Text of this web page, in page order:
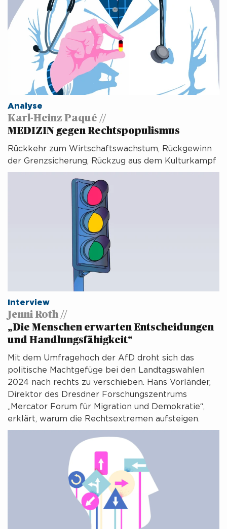
Analyse
Karl-Heinz Paqué //
MEDIZIN gegen Rechtspopulismus
Rückkehr zum Wirtschaftswachstum, Rückgewinn
der Grenzsicherung, Rückzug aus dem Kulturkampf
Interview
Jenni Roth //
„Die Menschen erwarten Entscheidungen
und Handlungsfähigkeit“
Mit dem Umfragehoch der AfD droht sich das
politische Machtgefüge bei den Landtagswahlen
2024 nach rechts zu verschieben. Hans Vorländer,
Direktor des Dresdner Forschungszentrums
„Mercator Forum für Migration und Demokratie“,
erklärt, warum die Rechtsextremen aufsteigen.